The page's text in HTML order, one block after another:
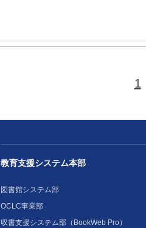
1
教育支援システム本部
図書館システム部
OCLC事業部
収書支援システム部（BookWeb Pro）